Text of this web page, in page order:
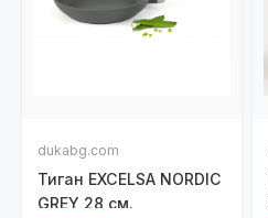
dukabg.com
Тиган ЕXCELSA NORDIC
GREY 28 см.